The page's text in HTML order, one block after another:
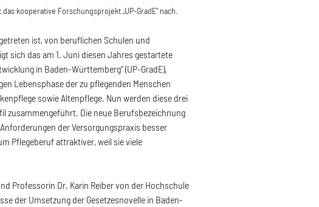
kooperative Forschungsprojekt „UP-GradE“ nach.
ist, von beruflichen Schulen und
sich das am 1. Juni diesen Jahres gestartete
in Baden-Württemberg“ (UP-GradE).
Lebensphase der zu pflegenden Menschen
sowie Altenpflege. Nun werden diese drei
zusammengeführt. Die neue Berufsbezeichnung
der Versorgungspraxis besser
Pflegeberuf attraktiver, weil sie viele
Professorin Dr. Karin Reiber von der Hochschule
der Umsetzung der Gesetzesnovelle in Baden-